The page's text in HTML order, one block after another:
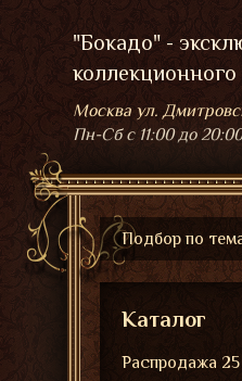
"Бокадо" -
Москва ул.
Пн-Сбс 11:00 до 20:00
Подбор по
Каталог
Распродажа 25